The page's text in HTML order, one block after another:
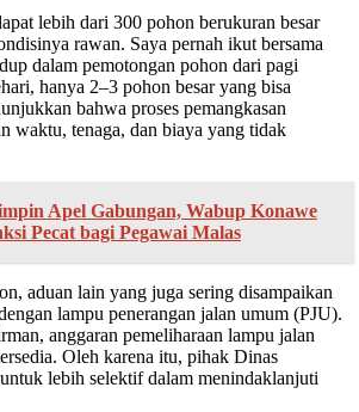
lebih dari 300 pohon berukuran besar
rawan. Saya pernah ikut bersama
dalam pemotongan pohon dari pagi
hanya 2–3 pohon besar yang bisa
bahwa proses pemangkasan
waktu, tenaga, dan biaya yang tidak
Apel Gabungan, Wabup Konawe
Pecat bagi Pegawai Malas
aduan lain yang juga sering disampaikan
lampu penerangan jalan umum (PJU).
anggaran pemeliharaan lampu jalan
Oleh karena itu, pihak Dinas
lebih selektif dalam menindaklanjuti